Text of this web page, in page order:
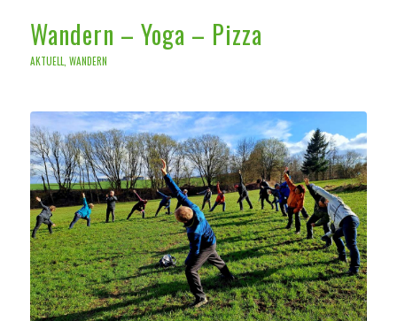
Wandern – Yoga – Pizza
AKTUELL WANDERN